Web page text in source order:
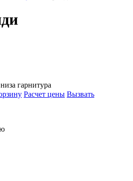
гарнитура
Расчет цены Вызвать